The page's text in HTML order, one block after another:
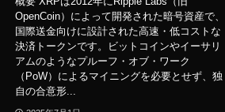
OpenCoin）によって開発された暗号資産で、
国際送金向けに設計された高速・低コストな
決済トークンです。ビットコインやイーサリ
アムのようなプルーフ・オブ・ワーク
（PoW）によるマイニングを必要とせず、独
自の合意形...